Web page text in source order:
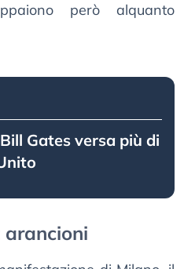
però alquanto
Gates versa più di